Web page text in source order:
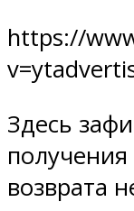
https://
Здесь
возврата